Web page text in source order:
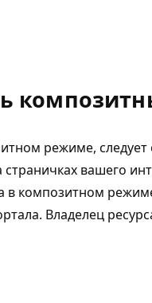
режиме,
вашего
композитном
Владелец